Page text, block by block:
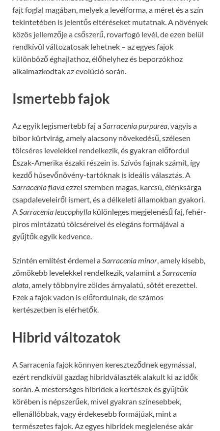
fajt foglal magában, melyek a levélforma, a méret és a szín
tekintetében is jelentős eltéréseket mutatnak. A növények
közös jellemzője a csőszerű, rovarfogó levél, de ezen belül
rendkívül változatosak lehetnek – az egyes fajok
különböző éghajlathoz, élőhelyhez és beporzókhoz
alkalmazkodtak az evolúció során.
Ismertebb fajok
Az egyik legismertebb faj aSarracenia purpurea, vagyis a
bíbor kürtvirág, amely alacsony növekedésű, szélesen
tölcséres levelekkel rendelkezik, és gyakran előfordul
Észak-Amerika északi részein is. Szívós fajnak számít, így
kezdő húsevőnövény-tartóknak is ideális választás. A
Sarracenia flavaezzel szemben magas, karcsú, élénksárga
csapdaleveleiről ismert, és a délkeleti államokban gyakori.
ASarracenia leucophylla különleges megjelenésű faj, fehér-
piros mintázatú tölcséreivel és elegáns formájával a
gyűjtők egyik kedvence.
Szintén említést érdemel aSarracenia minor, amely kisebb,
zömökebb levelekkel rendelkezik, valamint aSarracenia
alata, amely többnyire zöldes árnyalatú, sötét erezettel.
Ezek a fajok vadon is előfordulnak, de számos
kertészetben is elérhetők.
Hibrid változatok
A Sarracenia fajok könnyen kereszteződnek egymással,
ezért rendkívül gazdag hibridválaszték alakult ki az idők
során. A mesterséges hibridek a kertészek és gyűjtők
körében is népszerűek, mivel gyakran színesebbek,
ellenállóbbak, vagy érdekesebb formájúak, mint a
természetes fajok. Az egyes hibridek megjelenése akár